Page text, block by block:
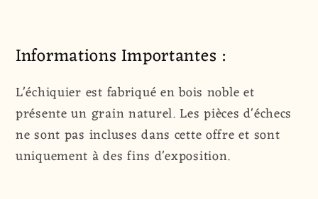
Informations Importantes :
L'échiquier est fabriqué en bois noble et
présente un grain naturel. Les pièces d'échecs
ne sont pas incluses dans cette offre et sont
uniquement à des fins d'exposition.